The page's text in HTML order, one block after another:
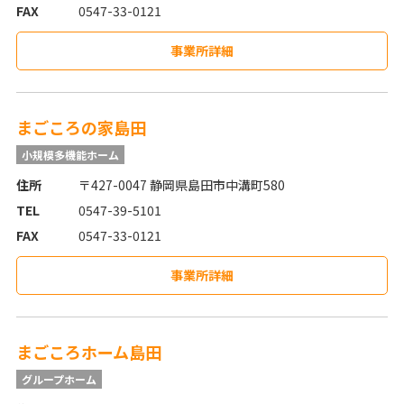
FAX 0547-33-0121
事業所詳細
まごころの家島田
小規模多機能ホーム
住所
〒427-0047 静岡県島田市中溝町580
TEL
0547-39-5101
FAX
0547-33-0121
事業所詳細
まごころホーム島田
グループホーム